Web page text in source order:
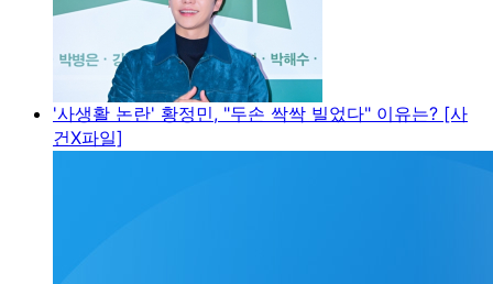
'사생활 논란' 황정민, "두손 싹싹 빌었다" 이유는? [사
건X파일]